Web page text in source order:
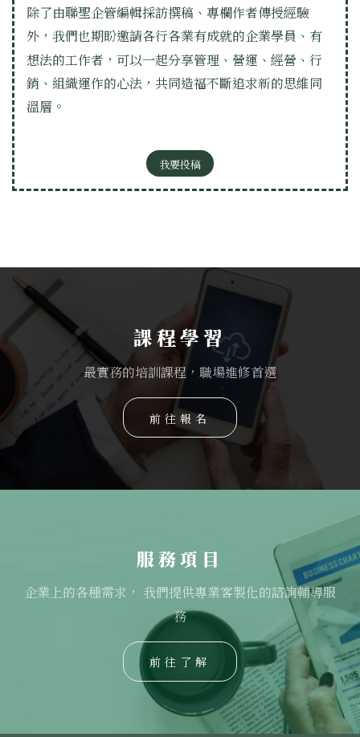
除了由聯聖企管編輯採訪撰稿、專欄作者傳授經驗
外，我們也期盼邀請各行各業有成就的企業學員、有
想法的工作者，可以一起分享管理、營運、經營、行
銷、組織運作的心法，共同造福不斷追求新的思維同
溫層。
我要投稿
課程學習
最實務的培訓課程，職場進修首選
前往報名
服務項目
企業上的各種需求， 我們提供專業客製化的諮詢輔導服
務
前往了解